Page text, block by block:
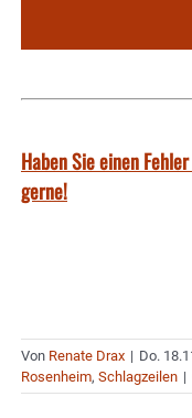
Haben Sie einen
gerne!
Von Renate Drax | Do.
Rosenheim, Schlagzeilen |